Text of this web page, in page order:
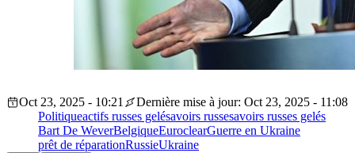
Oct 23, 2025 - 10:21
Dernière mise à jour: Oct 23, 2025 - 11:08
Politiqueactifs russes gelésavoirs russesavoirs russes gelés
Bart De WeverBelgiqueEuroclearGuerre en Ukraine
prêt de réparationRussieUkraine